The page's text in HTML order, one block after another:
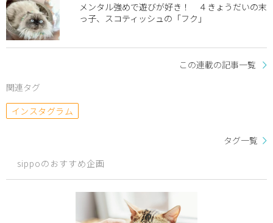
メンタル強めで遊びが好き！ ４きょうだいの末
っ子、スコティッシュの「フク」
この連載の記事一覧
関連タグ
インスタグラム
タグ一覧
sippoのおすすめ企画